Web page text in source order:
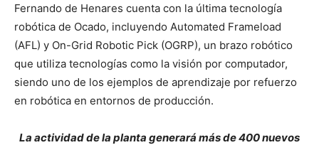
Fernando de Henares cuenta con la última tecnología
robótica de Ocado, incluyendo Automated Frameload
(AFL) y On-Grid Robotic Pick (OGRP), un brazo robótico
que utiliza tecnologías como la visión por computador,
siendo uno de los ejemplos de aprendizaje por refuerzo
en robótica en entornos de producción.
La actividad de la planta generará más de 400 nuevos